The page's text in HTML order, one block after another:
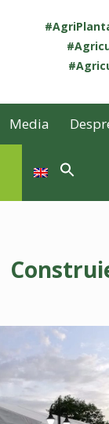
Media